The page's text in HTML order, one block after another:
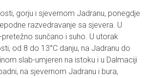
gorju i sjevernom Jadranu, ponegdje
razvedravanje sa sjevera. U
sunčano i suho. U utorak
od 8 do 13°C danju, na Jadranu do
slab-umjeren na istoku i u Dalmaciji
na sjevernom Jadranu i bura,